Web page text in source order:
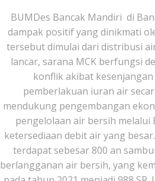
BUMDes Bancak Mandiri di
dampak positif yang dinikmati
tersebut dimulai dari distribusi
lancar, sarana MCK berfungsi
konflik akibat
pemberlakuan iuran air
mendukung pengembangan
pengelolaan air bersih melalui
ketersediaan debit air yang
terdapat sebesar 800 an
berlangganan air bersih, yang